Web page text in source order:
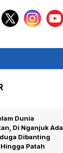
Dunia
Di Nganjuk Ada
Dibanting
Patah